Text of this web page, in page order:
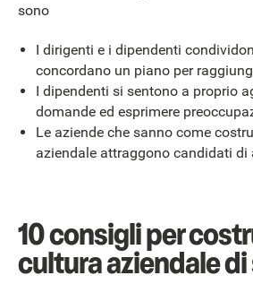
sono
I dirigenti e i dipendenti
concordano un piano per
I dipendenti si sentono a proprio
domande ed esprimere
Le aziende che sanno come
aziendale attraggono candidati di
10 consigli per
cultura aziendale